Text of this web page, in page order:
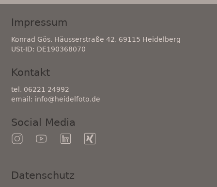
Impressum
Konrad Gös, Häusserstraße 42, 69115 Heidelberg
USt-ID: DE190368070
Kontakt
tel. 06221 24992
email: info@heidelfoto.de
Social Media
Datenschutz